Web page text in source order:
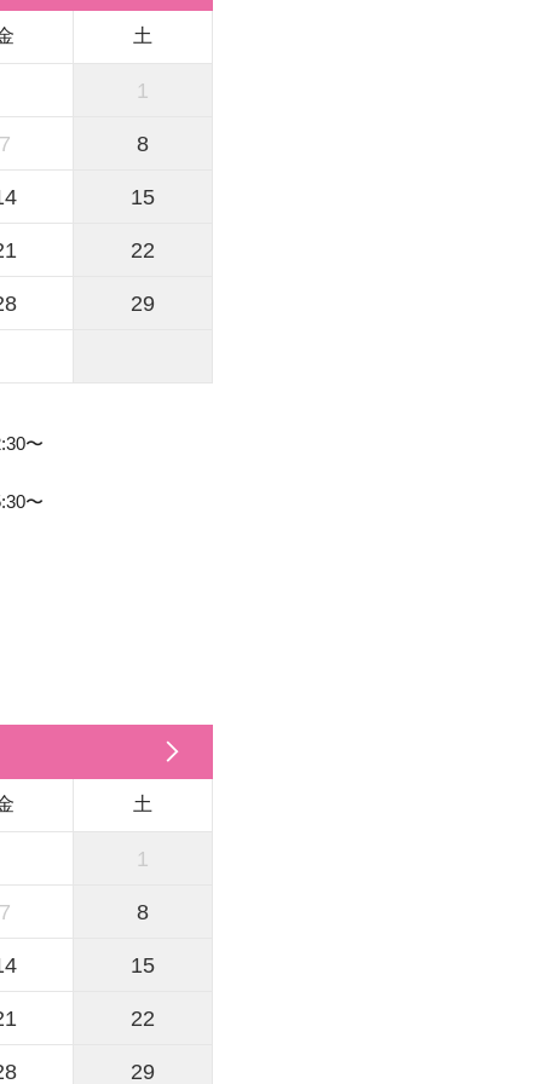
土
1
8
15
22
29
〜
〜
土
1
8
15
22
29